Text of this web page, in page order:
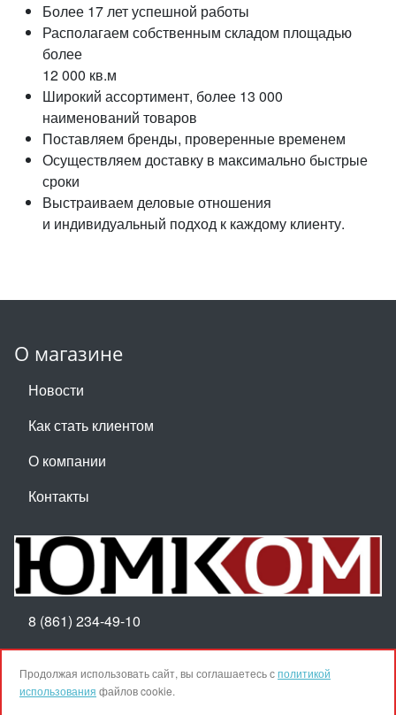
Более 17 лет успешной работы
Располагаем собственным складом площадью
более
12 000 кв.м
Широкий ассортимент, более 13 000
наименований товаров
Поставляем бренды, проверенные временем
Осуществляем доставку в максимально быстрые
сроки
Выстраиваем деловые отношения
и индивидуальный подход к каждому клиенту.
О магазине
Новости
Как стать клиентом
О компании
Контакты
8 (861) 234-49-10
Пн-Пт 8:30-17:30
Продолжая использовать сайт, вы соглашаетесь сполитикой
использования файлов cookie.